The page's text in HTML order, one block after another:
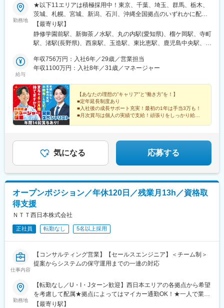
勤務地
★以下11エリアは積極採用中！東京、千葉、埼玉、群馬、栃木、
茨城、札幌、宮城、新潟、石川、沖縄全国拠点のいずれかに配属
します。※【転勤なし】【U・Iターン歓迎】※全国転勤型の新規拠
点マネージャー候補も！【各拠点と営業対象エリアについて】
※（ ）内は営業エリア※希望を考慮し決定■東京本社（東京・埼
市・北海道全域）■仙台支店（仙台・盛岡・青森・秋田・山形・福
島）■長野支店（長野、新潟）■名古屋支店（愛知・三重・岐阜）
都・奈良・滋賀・和歌山）■中四国支店／広島県（広島、岡山、山
口、鳥取、愛媛、香川、徳島、高知）■九州支店（熊本・大分・宮
崎・長崎・佐賀）■鹿児島営業所■沖縄支店★社用車通勤OK！★月
曜のみ会議のために配属拠点出社。その他の曜日は営業エリアの
直行直帰OKです！（会議は拠点によりリモート参加も可。）★宿
【最寄り駅】
静修学園前駅、新御茶ノ水駅、丸の内駅(愛知県)、榴ケ岡駅、寺町
駅、渚駅(長野県)、西泉駅、玉造駅、東比恵駅、鹿児島中央駅、て
宮城野通駅、別院前駅、北松本駅、森ノ宮駅、鹿児島中央駅前
駅、行啓通駅、淡路町駅、久屋大通駅、仙台駅、十日市町駅、松
給与
年収756万円：入社6年／29歳／営業担当
年収1100万円：入社8年／31歳／マネージャー
【あなたの理想の”キャリア”と”働き方”を！】
■定年延長制度あり
■入社後の成長サポート充実！最初の1年は手当3万も！
■月次賞与は個人の実績で支給！頑張りをしっかり給与
気になる 応募する
オープンポジション／年休120日／残業月13h／資格取
得支援
ＮＴＴ西日本株式会社
正社員 転勤なし 5名以上採用
仕事内容
【コンサルティング営業】【セールスエンジニア】＜チーム制＞
提案からシステムの保守運用までの一連の対応
勤務地
【転勤なし／U・I・Jターン歓迎】西日本エリアの各拠点から希望
を考慮して配属★拠点によってはマイカー通勤OK！★一人で業務
に取り組めるようになれば、在宅勤務（リモートワーク）・直行
【最寄り駅】